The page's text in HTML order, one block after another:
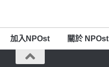
加入NPOst 關於 NPOst